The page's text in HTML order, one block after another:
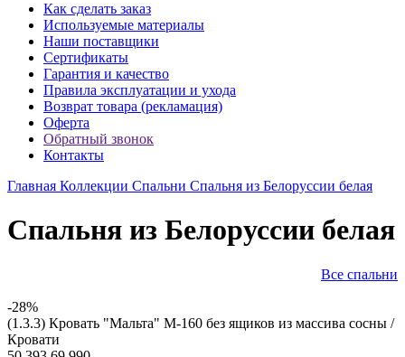
Как сделать заказ
Используемые материалы
Наши поставщики
Сертификаты
Гарантия и качество
Правила эксплуатации и ухода
Возврат товара (рекламация)
Оферта
Обратный звонок
Контакты
Главная Коллекции Спальни Спальня из Белоруссии белая
Спальня из Белоруссии белая
Все спальни
-28%
(1.3.3) Кровать "Мальта" М-160 без ящиков из массива сосны /
Кровати